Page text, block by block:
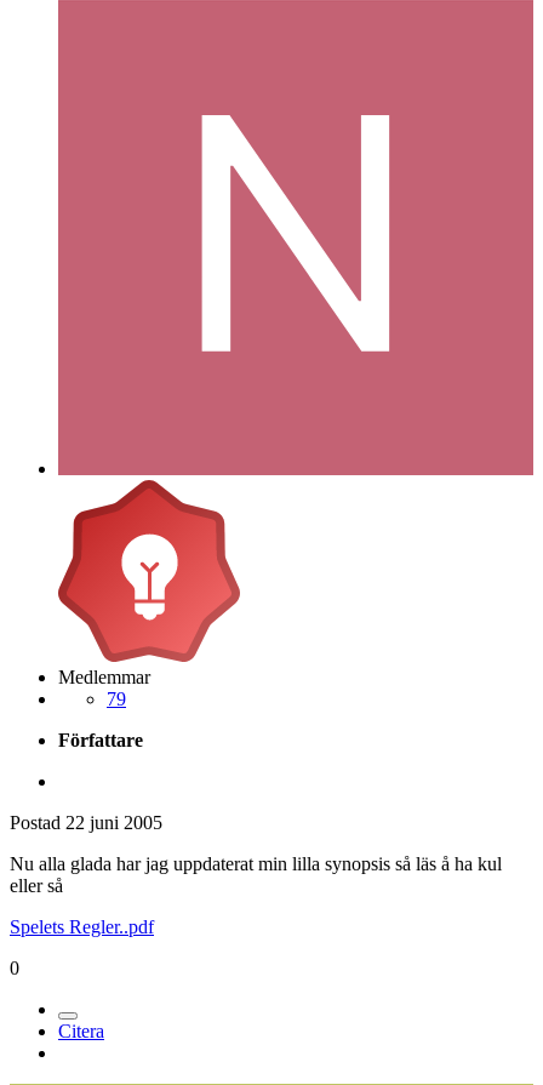
Medlemmar
79
Författare
Postad 22 juni 2005
Nu alla glada har jag uppdaterat min lilla synopsis så läs å ha kul
eller så
Spelets Regler..pdf
0
Citera